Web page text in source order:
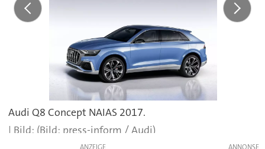
Audi Q8 Concept NAIAS 2017.
(Bild: press-inform / Audi)
ANZEIGE